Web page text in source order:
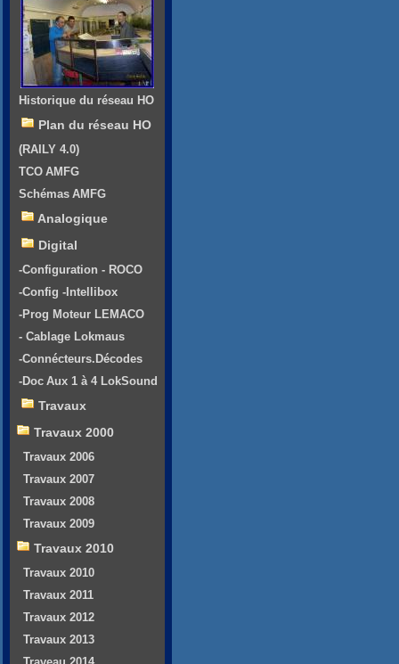
Historique du réseau HO
Plan du réseau HO
(RAILY 4.0)
TCO AMFG
Schémas AMFG
Analogique
Digital
-Configuration - ROCO
-Config -Intellibox
-Prog Moteur LEMACO
- Cablage Lokmaus
-Connécteurs.Décodes
-Doc Aux 1 à 4 LokSound
Travaux
Travaux 2000
Travaux 2006
Travaux 2007
Travaux 2008
Travaux 2009
Travaux 2010
Travaux 2010
Travaux 2011
Travaux 2012
Travaux 2013